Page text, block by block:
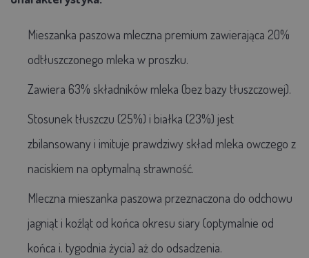
Mieszanka paszowa mleczna premium zawierająca 20%
odtłuszczonego mleka w proszku.
Zawiera 63% składników mleka (bez bazy tłuszczowej).
Stosunek tłuszczu (25%) i białka (23%) jest
zbilansowany i imituje prawdziwy skład mleka owczego z
naciskiem na optymalną strawność.
Mleczna mieszanka paszowa przeznaczona do odchowu
jagniąt i koźląt od końca okresu siary (optymalnie od
końca i. tygodnia życia) aż do odsadzenia.